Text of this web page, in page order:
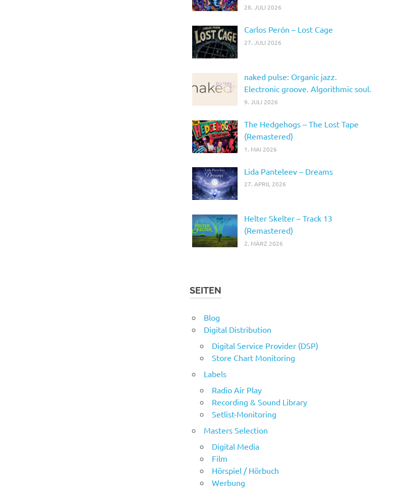
28. JULI 2026
Carlos Perón – Lost Cage
27. JULI 2026
naked pulse: Organic jazz.
Electronic groove. Algorithmic soul.
9. JULI 2026
The Hedgehogs – The Lost Tape
(Remastered)
1. MAI 2026
Lida Panteleev – Dreams
27. APRIL 2026
Helter Skelter – Track 13
(Remastered)
2. MÄRZ 2026
SEITEN
Blog
Digital Distribution
Digital Service Provider (DSP)
Store Chart Monitoring
Labels
Radio Air Play
Recording & Sound Library
Setlist-Monitoring
Masters Selection
Digital Media
Film
Hörspiel / Hörbuch
Werbung